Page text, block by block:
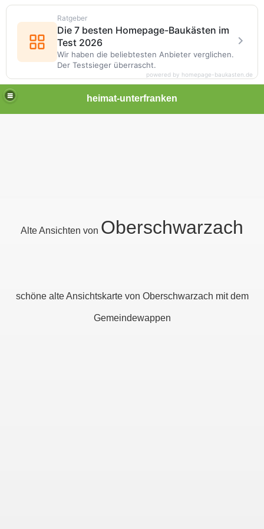
heimat-unterfranken
Alte Ansichten von Oberschwarzach
schöne alte Ansichtskarte von Oberschwarzach mit dem
Gemeindewappen
Ratgeber
Die 7 besten Homepage-Baukästen im
Test 2026
Wir haben die beliebtesten Anbieter verglichen.
Der Testsieger überrascht.
powered by homepage-baukasten.de